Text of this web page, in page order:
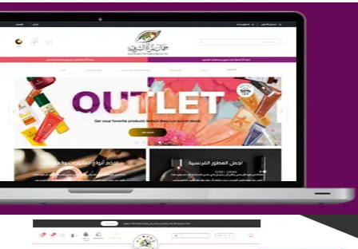
تصميم متجر جمال المرأة الشرقية
التفاصيل